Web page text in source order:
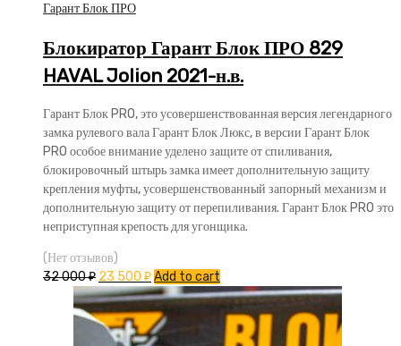
Гарант Блок ПРО
Блокиратор Гарант Блок ПРО 829
HAVAL Jolion 2021-н.в.
Гарант Блок PRO, это усовершенствованная версия легендарного
замка рулевого вала Гарант Блок Люкс, в версии Гарант Блок
PRO особое внимание уделено защите от спиливания,
блокировочный штырь замка имеет дополнительную защиту
крепления муфты, усовершенствованный запорный механизм и
дополнительную защиту от перепиливания. Гарант Блок PRO это
неприступная крепость для угонщика.
(Нет отзывов)
32 000₽ 23 500 ₽Add to cart